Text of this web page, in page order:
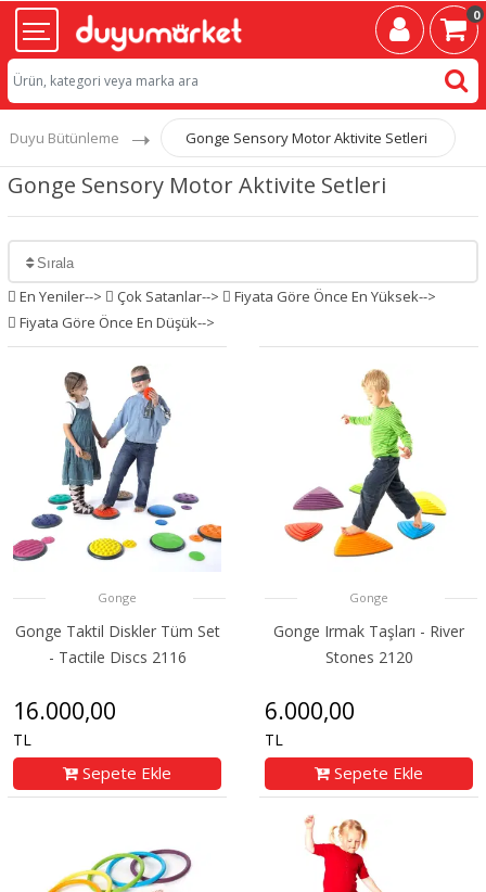
0
Duyu Bütünleme Gonge Sensory Motor Aktivite Setleri
Gonge Sensory Motor Aktivite Setleri
 En Yeniler-->  Çok Satanlar-->  Fiyata Göre Önce En Yüksek-->
 Fiyata Göre Önce En Düşük-->
Gonge
Gonge Taktil Diskler Tüm Set
- Tactile Discs 2116
16.000,00
TL
Sepete Ekle
Gonge
Gonge Irmak Taşları - River
Stones 2120
6.000,00
TL
Sepete Ekle